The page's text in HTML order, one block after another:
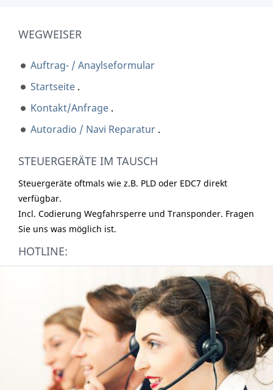
WEGWEISER
Auftrag- / Anaylseformular
Startseite .
Kontakt/Anfrage .
Autoradio / Navi Reparatur .
STEUERGERÄTE IM TAUSCH
Steuergeräte oftmals wie z.B. PLD oder EDC7 direkt
verfügbar.
Incl. Codierung Wegfahrsperre und Transponder. Fragen
Sie uns was möglich ist.
HOTLINE: